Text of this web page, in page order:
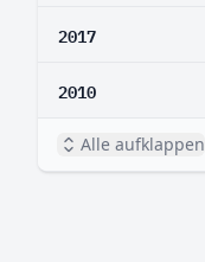
2017
2010
Alle aufklappen